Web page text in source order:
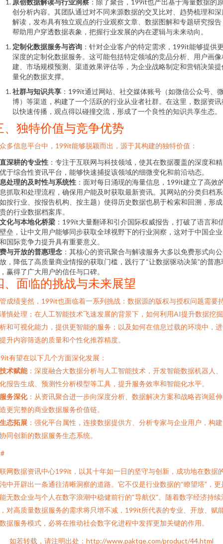
原创数据解读与行业洞察 ：除了聚合，199it也产出基于海量数据的
创分析内容。其团队通过对不同来源数据的交叉比对、趋势梳理和深
解读，发布具有独立观点的行业观察文章、数据图解和专题研究报告
帮助用户穿透数据表象，把握行业发展的内在逻辑与未来动向。
定制化数据服务与咨询 ：针对企业客户的特定需求，199it能够提供
深度的定制化数据服务。这可能包括特定领域的竞品分析、用户画像
建、市场规模预测、渠道效果评估等，为企业战略制定和营销决策提
量化的数据支撑。
社群与知识共享 ：199it通过网站、社交媒体账号（如微信公众号、
博）等渠道，构建了一个活跃的行业从业者社群。在这里，数据资讯
以快速传播，观点得以碰撞交流，形成了一个良性的知识共享生态。
、独特价值与竞争优势
多信息平台中，199it能够脱颖而出，源于其构建的独特价值：
深耕的专业性 ：专注于互联网与科技领域，使其在数据覆盖的深度和
于综合性资讯平台，能够快速捕捉该领域的细微变化和前沿动态。
处理的及时性与系统性 ：面对每日涌现的海量信息，199it建立了高效
抓取和处理流程，确保用户能及时获取最新资讯。其网站的分类归档
按行业、按报告机构、按主题）使得历史数据也易于检索和回溯，形
的行业数据档案库。
化与本地化桥梁 ：199it大量翻译和引介国际权威报告，打破了语言和
垒，让中文用户能够同步获取全球视野下的行业洞察，这对于中国企
国际竞争力提升具有重要意义。
与开放的普惠理念 ：其核心的资讯聚合与解读服务大多以免费形式向
，降低了高质量商业情报的获取门槛，践行了“让数据驱动决策”的普惠
赢得了广大用户的信任与口碑。
、面临的挑战与未来展望
成绩斐然，199it也面临着一系列挑战：数据源的版权与授权问题需要
慎处理；在人工智能技术飞速发展的背景下，如何利用AI提升数据挖
和可视化能力，提供更智能的服务；以及如何在信息过载的环境中，
升内容筛选的质量和个性化推荐精度。
有望在以下几个方面深化发展：
技术赋能：深度融合大数据分析与人工智能技术，开发智能数据机器人
报告生成、预测性分析模型等工具，提升服务效率和智能化水平。
服务深化：从资讯聚合进一步向深度分析、数据解决方案和战略咨询延
更完整的商业数据服务价值链。
生态拓展 ：强化平台属性，连接数据提供方、分析专家与企业用户，构
同创新的数据服务生态系统。
网数据资讯中心199it，以其十年如一日的坚守与创新，成功地在数据
中开辟出一条通往清晰洞察的道路。它不仅是行业数据的“瞭望塔”，更
无数企业与个人在数字浪潮中稳健前行的“导航仪”。随着数字经济持续
对高质量数据服务的需求将只增不减，199it所代表的专业、开放、赋
据服务模式，必将在推动社会数字化进程中发挥更加关键的作用。
如若转载，请注明出处：http://www.paktqe.com/product/44.html